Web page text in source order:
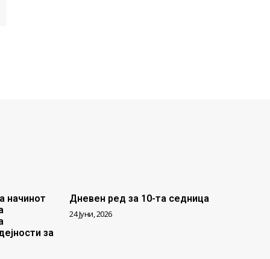
начинот
за
Дневен ред за 10-та седница
24 Јуни, 2026